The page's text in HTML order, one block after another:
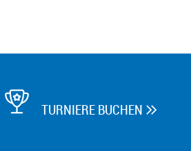
 TURNIERE BUCHEN 